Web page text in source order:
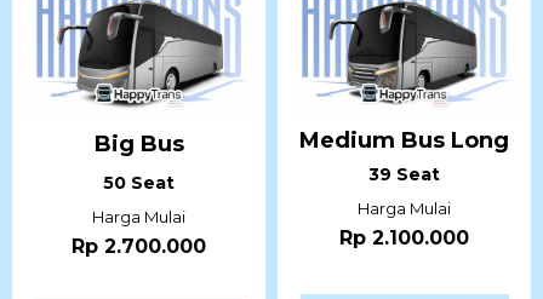
Big Bus
50 Seat
Harga Mulai
Rp 2.700.000
Medium Bus Long
39 Seat
Harga Mulai
Rp 2.100.000